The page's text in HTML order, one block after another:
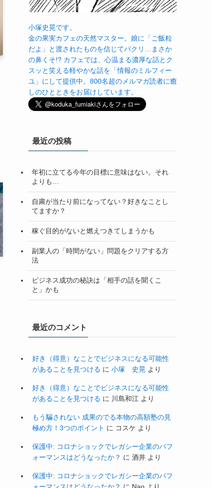
小塚史晃です。
金の果実カフェの天然マスター。娘に「ご飯粒
だよ」と渡されたものを信じてパクリ…まさか
の鼻くそ!? カフェでは、心温まる濃厚な話とク
スッと笑える軽やかな話を「情報のミルフィー
ユ」にして提供中。800名超のメルマガ読者に癒
しのひとときをお届けしています。
最近の投稿
年初に立てる今年の目標に意味はない。それ
よりも…
自粛が当たり前になってない？好きなことし
てますか？
稼ぐ目的がないと燃えつきてしまうかも
副業人の「時間がない」問題をクリアする方
法
ビジネス成功の秘訣は「相手の話を聞くこ
と」かも
最近のコメント
好き（得意）なことでビジネスになる可能性
があることを見つける に 小塚 史晃 より
好き（得意）なことでビジネスになる可能性
があることを見つける に 川島和江 より
もう騙されない 成果のでる本物の高額塾の見
極め方！3つのポイント に コスケ より
保護中: コロナショックでレガシー企業のパフ
ォーマンスはどうなったか？ に 酒井 より
保護中: コロナショックでレガシー企業のパフ
ォーマンスはどうなったか？ に Nao より